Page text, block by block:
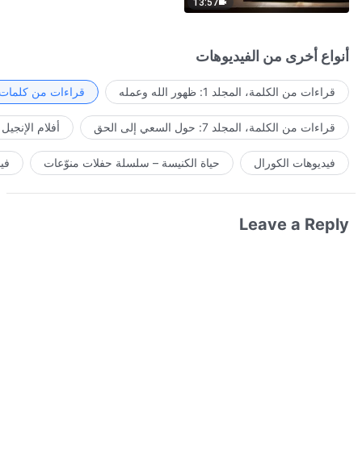
13:57
أنواع أخرى من الفيديوهات
قراءات من الكلمة، المجلد 1: ظهور الله وعمله قراءات من كلمات
قراءات من الكلمة، المجلد 7: حول السعي إلى الحق أفلام الإنجيل
فيديوهات الكورال حياة الكنيسة – سلسلة حفلات منوّعات
Leave a Reply